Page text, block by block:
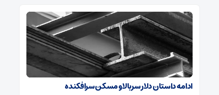
ادامه داستان دلار سربالا و مسکن سرافکنده